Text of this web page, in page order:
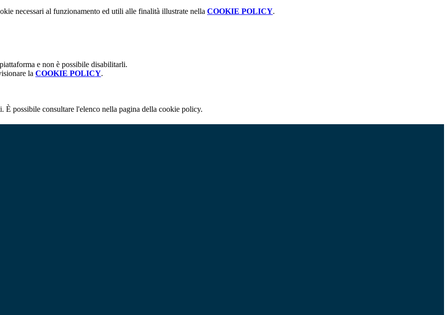
necessari al funzionamento ed utili alle finalità illustrate nella COOKIE POLICY.
e non è possibile disabilitarli.
la COOKIE POLICY.
È possibile consultare l'elenco nella pagina della cookie policy.